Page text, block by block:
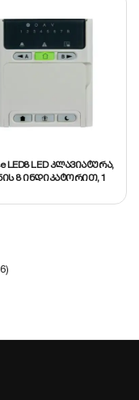
LED8 LED კლავიატურა,
8 ინდიკატორით, 1